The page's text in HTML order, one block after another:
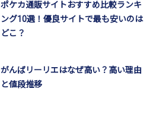
ポケカ通販サイトおすすめ比較ランキ
ング10選！優良サイトで最も安いのは
どこ？
がんばリーリエはなぜ高い？高い理由
と値段推移